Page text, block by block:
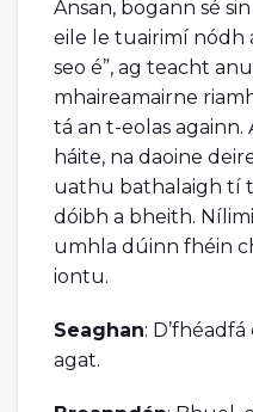
Ansan, bogann sé
eile le tuairimí nódh
seo é”, ag teacht
mhaireamairne
tá an t-eolas
háite, na daoine
uathu bathalaigh tí
dóibh a bheith.
umhla dúinn fhéin
iontu.
Seaghan:
agat.